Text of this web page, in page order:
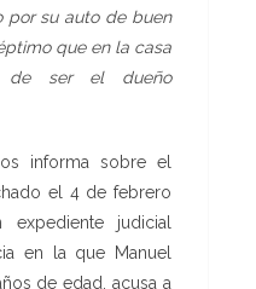
por su auto de buen
que en la casa
de ser el dueño
informa sobre el
el 4 de febrero
expediente judicial
en la que Manuel
de edad, acusa a